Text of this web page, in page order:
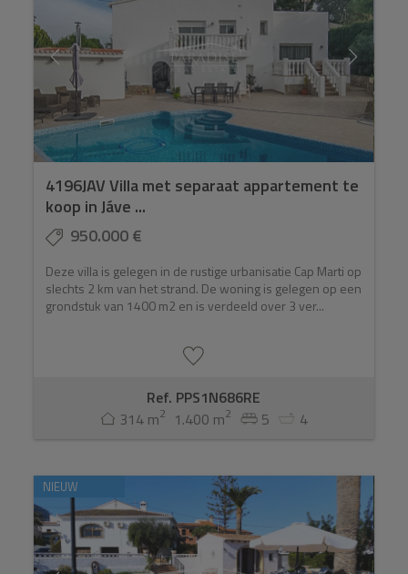
4196JAV Villa met separaat appartement te
koop in Jáve ...
950.000 €
Deze villa is gelegen in de rustige urbanisatie Cap Marti op
slechts 2 km van het strand. De woning is gelegen op een
grondstuk van 1400 m2 en is verdeeld over 3 ver...
Ref. PPS1N686RE
314 m2 1.400 m2 5 4
NIEUW